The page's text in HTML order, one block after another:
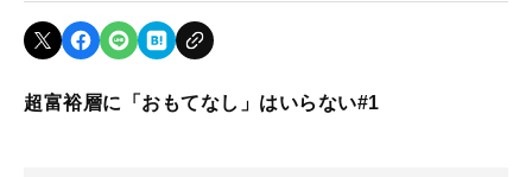
超富裕層に「おもてなし」はいらない#1